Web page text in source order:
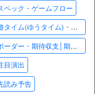
ペック・ゲームフロー
PLT世界でいちばん強くなりたい!2 遊タイム(ゆうタイム)・天井
PLT世界でいちばん強くなりたい!2 ボーダー・期待収支│期待出玉 ハマリ確率
目演出
読み予告